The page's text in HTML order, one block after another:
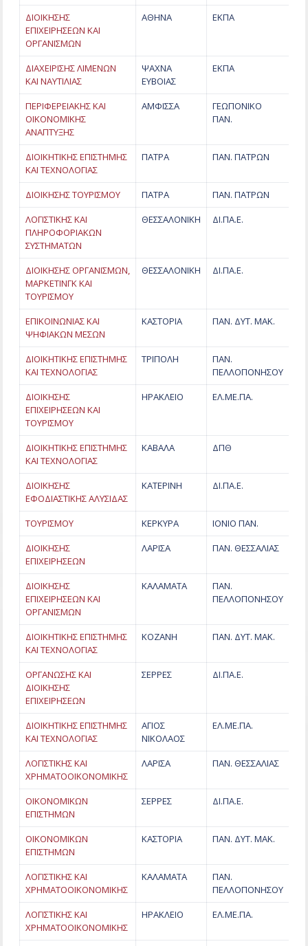
ΔΙΟΙΚΗΣΗΣ
ΕΠΙΧΕΙΡΗΣΕΩΝ ΚΑΙ
ΟΡΓΑΝΙΣΜΩΝ
ΑΘΗΝΑ ΕΚΠΑ
ΔΙΑΧΕΙΡΙΣΗΣ ΛΙΜΕΝΩΝ
ΚΑΙ ΝΑΥΤΙΛΙΑΣ
ΨΑΧΝΑ
ΕΥΒΟΙΑΣ
ΕΚΠΑ
ΠΕΡΙΦΕΡΕΙΑΚΗΣ ΚΑΙ
ΟΙΚΟΝΟΜΙΚΗΣ
ΑΝΑΠΤΥΞΗΣ
ΑΜΦΙΣΣΑ
ΓΕΩΠΟΝΙΚΟ
ΠΑΝ.
ΔΙΟΙΚΗΤΙΚΗΣ ΕΠΙΣΤΗΜΗΣ
ΚΑΙ ΤΕΧΝΟΛΟΓΙΑΣ
ΠΑΤΡΑ ΠΑΝ. ΠΑΤΡΩΝ
ΔΙΟΙΚΗΣΗΣ ΤΟΥΡΙΣΜΟΥ ΠΑΤΡΑ
ΠΑΝ. ΠΑΤΡΩΝ
ΛΟΓΙΣΤΙΚΗΣ ΚΑΙ
ΠΛΗΡΟΦΟΡΙΑΚΩΝ
ΣΥΣΤΗΜΑΤΩΝ
ΘΕΣΣΑΛΟΝΙΚΗ ΔΙ.ΠΑ.Ε.
ΔΙΟΙΚΗΣΗΣ ΟΡΓΑΝΙΣΜΩΝ,
ΜΑΡΚΕΤΙΝΓΚ ΚΑΙ
ΤΟΥΡΙΣΜΟΥ
ΘΕΣΣΑΛΟΝΙΚΗ ΔΙ.ΠΑ.Ε.
ΕΠΙΚΟΙΝΩΝΙΑΣ ΚΑΙ
ΨΗΦΙΑΚΩΝ ΜΕΣΩΝ
ΚΑΣΤΟΡΙΑ ΠΑΝ. ΔΥΤ. ΜΑΚ.
ΔΙΟΙΚΗΤΙΚΗΣ ΕΠΙΣΤΗΜΗΣ
ΚΑΙ ΤΕΧΝΟΛΟΓΙΑΣ
ΤΡΙΠΟΛΗ
ΠΑΝ.
ΠΕΛΛΟΠΟΝΗΣΟΥ
ΔΙΟΙΚΗΣΗΣ
ΕΠΙΧΕΙΡΗΣΕΩΝ ΚΑΙ
ΤΟΥΡΙΣΜΟΥ
ΗΡΑΚΛΕΙΟ ΕΛ.ΜΕ.ΠΑ.
ΔΙΟΙΚΗΤΙΚΗΣ ΕΠΙΣΤΗΜΗΣ
ΚΑΙ ΤΕΧΝΟΛΟΓΙΑΣ
ΚΑΒΑΛΑ ΔΠΘ
ΔΙΟΙΚΗΣΗΣ
ΕΦΟΔΙΑΣΤΙΚΗΣ ΑΛΥΣΙΔΑΣ
ΚΑΤΕΡΙΝΗ ΔΙ.ΠΑ.Ε.
ΤΟΥΡΙΣΜΟΥ ΚΕΡΚΥΡΑ
ΙΟΝΙΟ ΠΑΝ.
ΔΙΟΙΚΗΣΗΣ
ΕΠΙΧΕΙΡΗΣΕΩΝ
ΛΑΡΙΣΑ ΠΑΝ. ΘΕΣΣΑΛΙΑΣ
ΔΙΟΙΚΗΣΗΣ
ΕΠΙΧΕΙΡΗΣΕΩΝ ΚΑΙ
ΟΡΓΑΝΙΣΜΩΝ
ΚΑΛΑΜΑΤΑ
ΠΑΝ.
ΠΕΛΛΟΠΟΝΗΣΟΥ
ΔΙΟΙΚΗΤΙΚΗΣ ΕΠΙΣΤΗΜΗΣ
ΚΑΙ ΤΕΧΝΟΛΟΓΙΑΣ
ΚΟΖΑΝΗ ΠΑΝ. ΔΥΤ. ΜΑΚ.
ΟΡΓΑΝΩΣΗΣ ΚΑΙ
ΔΙΟΙΚΗΣΗΣ
ΕΠΙΧΕΙΡΗΣΕΩΝ
ΣΕΡΡΕΣ ΔΙ.ΠΑ.Ε.
ΔΙΟΙΚΗΤΙΚΗΣ ΕΠΙΣΤΗΜΗΣ
ΚΑΙ ΤΕΧΝΟΛΟΓΙΑΣ
ΑΓΙΟΣ
ΝΙΚΟΛΑΟΣ
ΕΛ.ΜΕ.ΠΑ.
ΛΟΓΙΣΤΙΚΗΣ ΚΑΙ
ΧΡΗΜΑΤΟΟΙΚΟΝΟΜΙΚΗΣ
ΛΑΡΙΣΑ ΠΑΝ. ΘΕΣΣΑΛΙΑΣ
ΟΙΚΟΝΟΜΙΚΩΝ
ΕΠΙΣΤΗΜΩΝ
ΣΕΡΡΕΣ ΔΙ.ΠΑ.Ε.
ΟΙΚΟΝΟΜΙΚΩΝ
ΕΠΙΣΤΗΜΩΝ
ΚΑΣΤΟΡΙΑ ΠΑΝ. ΔΥΤ. ΜΑΚ.
ΛΟΓΙΣΤΙΚΗΣ ΚΑΙ
ΧΡΗΜΑΤΟΟΙΚΟΝΟΜΙΚΗΣ
ΚΑΛΑΜΑΤΑ
ΠΑΝ.
ΠΕΛΛΟΠΟΝΗΣΟΥ
ΛΟΓΙΣΤΙΚΗΣ ΚΑΙ
ΧΡΗΜΑΤΟΟΙΚΟΝΟΜΙΚΗΣ
ΗΡΑΚΛΕΙΟ ΕΛ.ΜΕ.ΠΑ.